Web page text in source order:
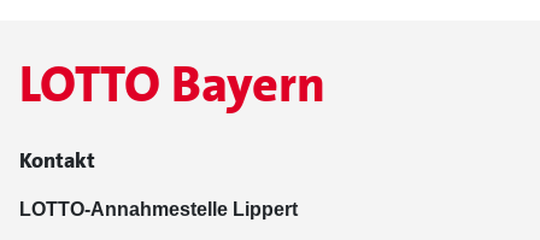
LOTTO Bayern
Kontakt
LOTTO-Annahmestelle Lippert